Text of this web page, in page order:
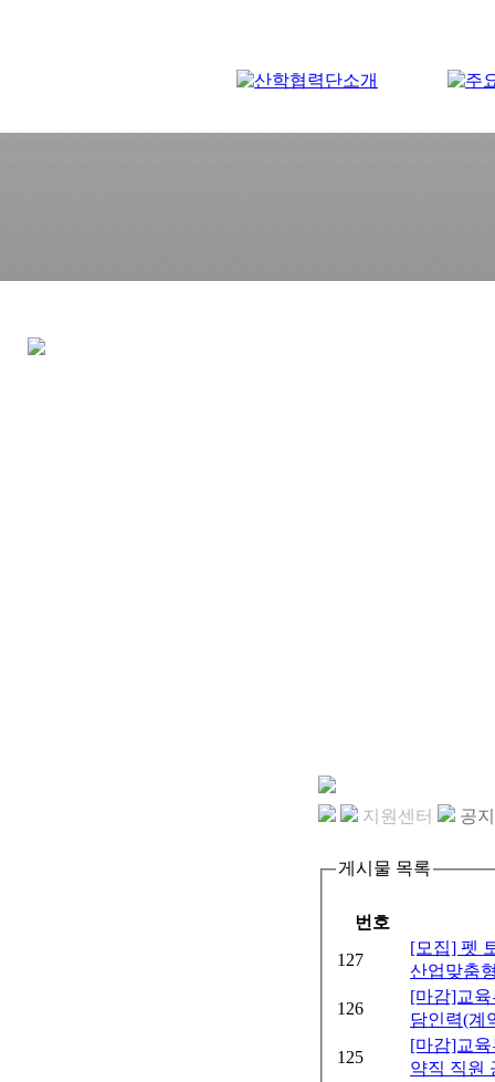
지원센터 공
게시물 목록
번호
127
[모집] 펫
산업맞춤
126
[마감]교
담인력(계
125
[마감]교
약직 직원